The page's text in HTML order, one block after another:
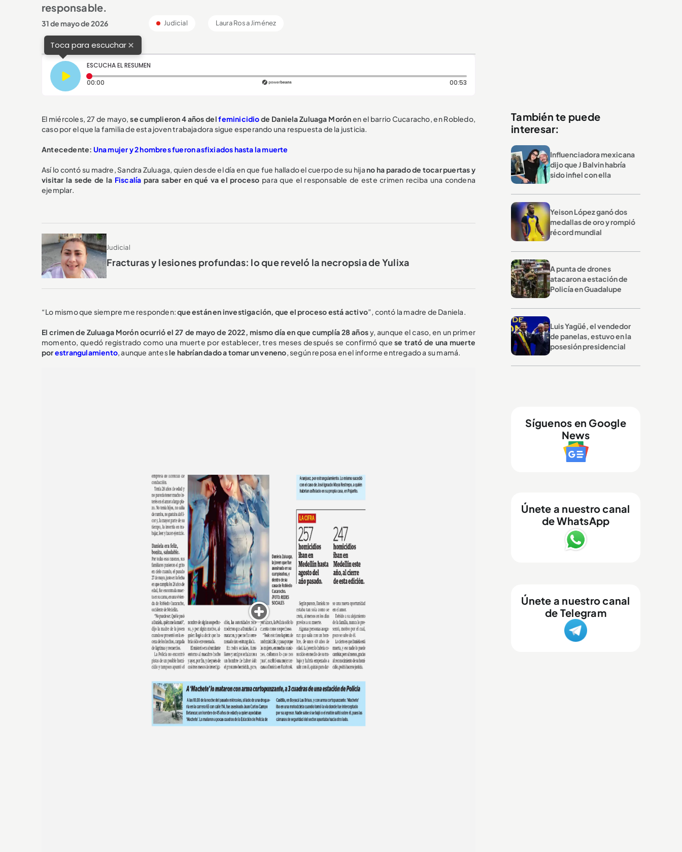
responsable.
31 de mayo de 2026 Judicial Laura Rosa Jiménez
Toca para escuchar×
ESCUCHA EL RESUMEN
00:00
00:53Duración: 53 segundos
El miércoles, 27 de mayo,se cumplieron 4 años delfeminicidiode Daniela Zuluaga Morónen el barrio Cucaracho, en Robledo,
caso por el que la familia de esta joven trabajadora sigue esperando una respuesta de la justicia.
Antecedente: Una mujer y 2 hombres fueron asfixiados hasta la muerte
Así lo contó su madre, Sandra Zuluaga, quien desde el día en que fue hallado el cuerpo de su hijano ha parado de tocar puertas y
visitar la sede de la Fiscalía para saber en qué va el proceso para que el responsable de este crimen reciba una condena
ejemplar.
Judicial
Fracturas y lesiones profundas: lo que reveló la necropsia de Yulixa
“Lo mismo que siempre me responden:que están en investigación, que el proceso está activo”, contó la madre de Daniela.
El crimen de Zuluaga Morón ocurrió el 27 de mayo de 2022, mismo día en que cumplía 28 añosy, aunque el caso, en un primer
momento, quedó registrado como una muerte por establecer, tres meses después se confirmó quese trató de una muerte
porestrangulamiento, aunque antesle habrían dado a tomar un veneno, según reposa en el informe entregado a su mamá.
También te puede
interesar:
Influenciadora mexicana
dijo que J Balvin habría
sido infiel con ella
Yeison López ganó dos
medallas de oro y rompió
récord mundial
A punta de drones
atacaron a estación de
Policía en Guadalupe
Luis Yagüé, el vendedor
de panelas, estuvo en la
posesión presidencial
Síguenos en Google
News
Únete a nuestro canal
de WhatsApp
Únete a nuestro canal
de Telegram